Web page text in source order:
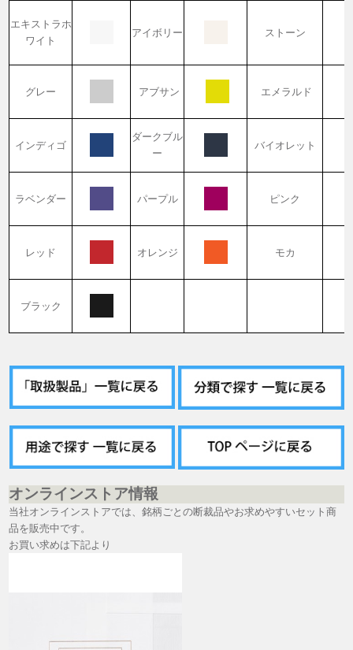
エキストラホ
ワイト
アイボリー ストーン
グレー アブサン エメラルド
インディゴ
ダークブル
ー
バイオレット
ラベンダー パープル ピンク
レッド オレンジ モカ
ブラック
オンラインストア情報
当社オンラインストアでは、銘柄ごとの断裁品やお求めやすいセット商
品を販売中です。
お買い求めは下記より